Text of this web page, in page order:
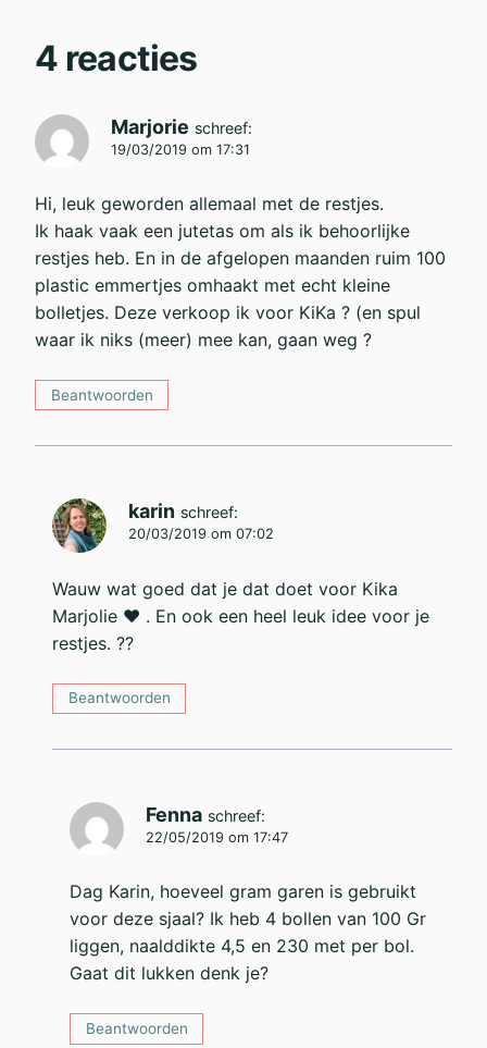
4 reacties
Marjorie schreef:
19/03/2019 om 17:31
Hi, leuk geworden allemaal met de restjes.
Ik haak vaak een jutetas om als ik behoorlijke
restjes heb. En in de afgelopen maanden ruim 100
plastic emmertjes omhaakt met echt kleine
bolletjes. Deze verkoop ik voor KiKa ? (en spul
waar ik niks (meer) mee kan, gaan weg ?
Beantwoorden
karin schreef:
20/03/2019 om 07:02
Wauw wat goed dat je dat doet voor Kika
Marjolie ❤️ . En ook een heel leuk idee voor je
restjes. ??
Beantwoorden
Fenna schreef:
22/05/2019 om 17:47
Dag Karin, hoeveel gram garen is gebruikt
voor deze sjaal? Ik heb 4 bollen van 100 Gr
liggen, naalddikte 4,5 en 230 met per bol.
Gaat dit lukken denk je?
Beantwoorden